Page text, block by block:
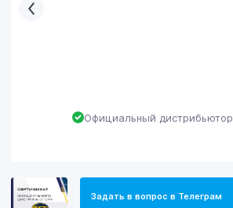
Официальный дистрибьютор
Задать в вопрос в Телеграм